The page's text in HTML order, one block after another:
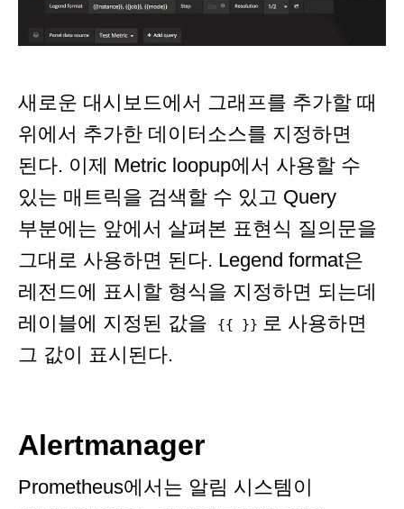
새로운 대시보드에서 그래프를 추가할 때
위에서 추가한 데이터소스를 지정하면
된다. 이제 Metric loopup에서 사용할 수
있는 매트릭을 검색할 수 있고 Query
부분에는 앞에서 살펴본 표현식 질의문을
그대로 사용하면 된다. Legend format은
레전드에 표시할 형식을 지정하면 되는데
레이블에 지정된 값을
{{ }} 로 사용하면
그 값이 표시된다.
Alertmanager
Prometheus에서는 알림 시스템이